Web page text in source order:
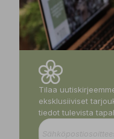
Tilaa
eksklusiiviset
tiedot tulevista